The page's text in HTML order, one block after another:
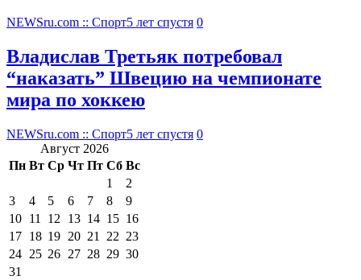
NEWSru.com :: Спорт5 лет спустя 0
Владислав Третьяк потребовал
“наказать” Швецию на чемпионате
мира по хоккею
NEWSru.com :: Спорт5 лет спустя 0
Август 2026
Пн Вт Ср Чт Пт Сб Вс
1
2
3
4 5 6 7 8
9
10 11 12 13 14 15 16
17 18 19 20 21 22 23
24 25 26 27 28 29 30
31